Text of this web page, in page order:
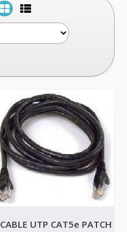
CABLE UTP CAT5e PATCH